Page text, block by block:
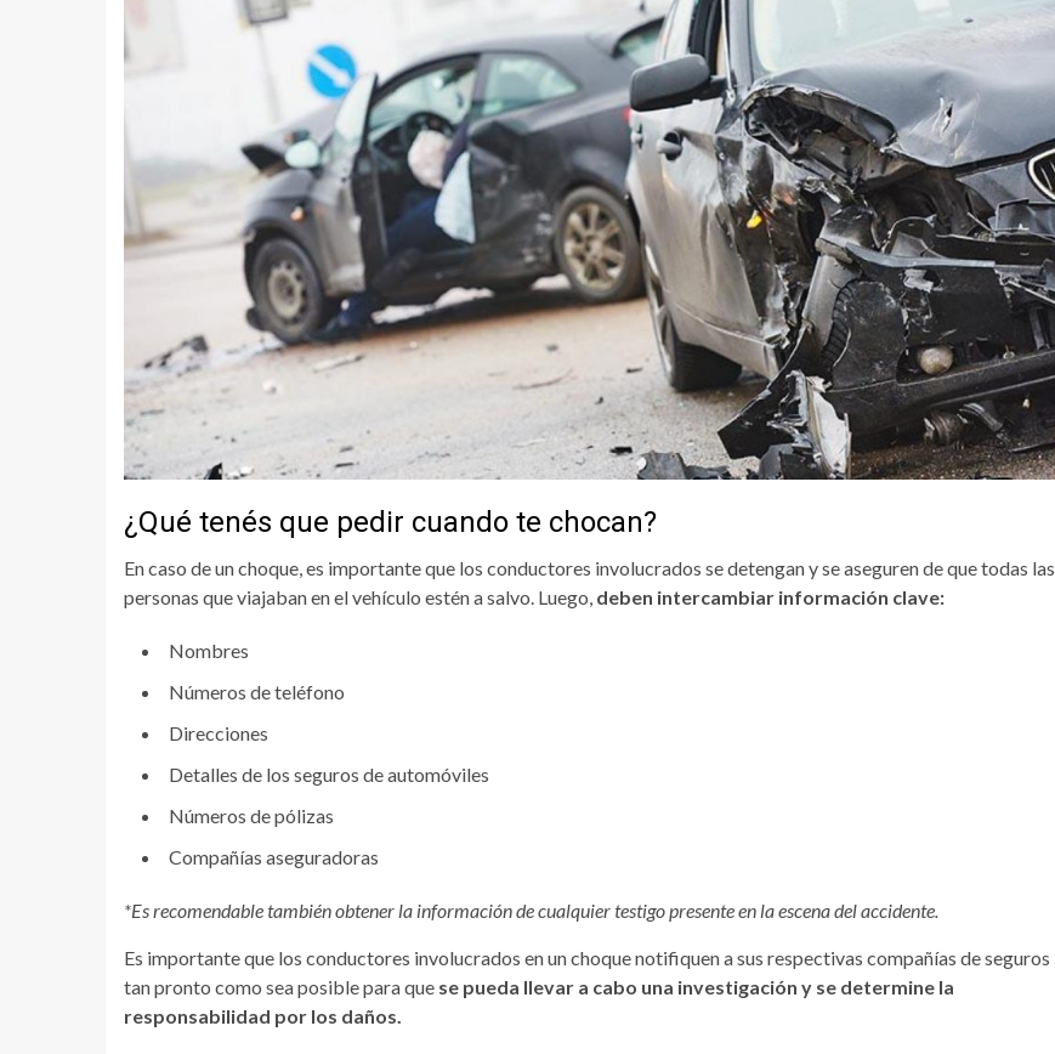
¿Qué tenés que pedir cuando te chocan?
En caso de un choque, es importante que los conductores involucrados se detengan y se aseguren de que todas las
personas que viajaban en el vehículo estén a salvo. Luego, deben intercambiar información clave:
Nombres
Números de teléfono
Direcciones
Detalles de los seguros de automóviles
Números de pólizas
Compañías aseguradoras
*Es recomendable también obtener la información de cualquier testigo presente en la escena del accidente.
Es importante que los conductores involucrados en un choque notifiquen a sus respectivas compañías de seguros
tan pronto como sea posible para que se pueda llevar a cabo una investigación y se determine la
responsabilidad por los daños.